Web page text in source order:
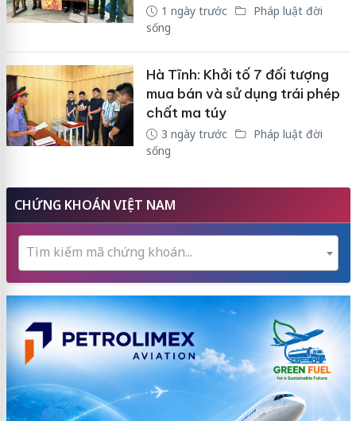
1 ngày trước
Pháp luật đời
sống
Hà Tĩnh: Khởi tố 7 đối tượng
mua bán và sử dụng trái phép
chất ma túy
3 ngày trước
Pháp luật đời
sống
CHỨNG KHOÁN VIỆT NAM
Tìm kiếm mã chứng khoán...